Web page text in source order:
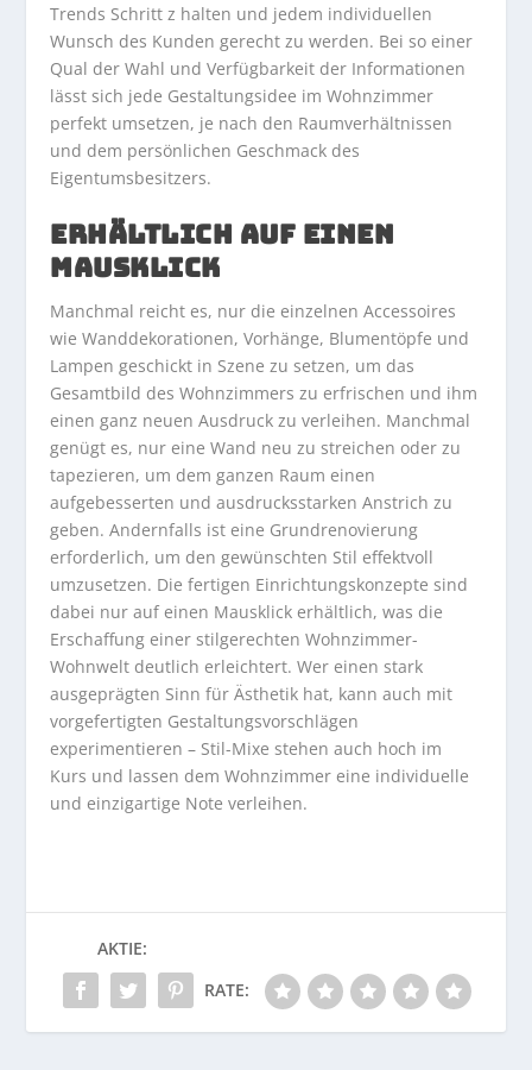
Trends Schritt z halten und jedem individuellen
Wunsch des Kunden gerecht zu werden. Bei so einer
Qual der Wahl und Verfügbarkeit der Informationen
lässt sich jede Gestaltungsidee im Wohnzimmer
perfekt umsetzen, je nach den Raumverhältnissen
und dem persönlichen Geschmack des
Eigentumsbesitzers.
ERHÄLTLICH AUF EINEN
MAUSKLICK
Manchmal reicht es, nur die einzelnen Accessoires
wie Wanddekorationen, Vorhänge, Blumentöpfe und
Lampen geschickt in Szene zu setzen, um das
Gesamtbild des Wohnzimmers zu erfrischen und ihm
einen ganz neuen Ausdruck zu verleihen. Manchmal
genügt es, nur eine Wand neu zu streichen oder zu
tapezieren, um dem ganzen Raum einen
aufgebesserten und ausdrucksstarken Anstrich zu
geben. Andernfalls ist eine Grundrenovierung
erforderlich, um den gewünschten Stil effektvoll
umzusetzen. Die fertigen Einrichtungskonzepte sind
dabei nur auf einen Mausklick erhältlich, was die
Erschaffung einer stilgerechten Wohnzimmer-
Wohnwelt deutlich erleichtert. Wer einen stark
ausgeprägten Sinn für Ästhetik hat, kann auch mit
vorgefertigten Gestaltungsvorschlägen
experimentieren – Stil-Mixe stehen auch hoch im
Kurs und lassen dem Wohnzimmer eine individuelle
und einzigartige Note verleihen.
AKTIE:
RATE: